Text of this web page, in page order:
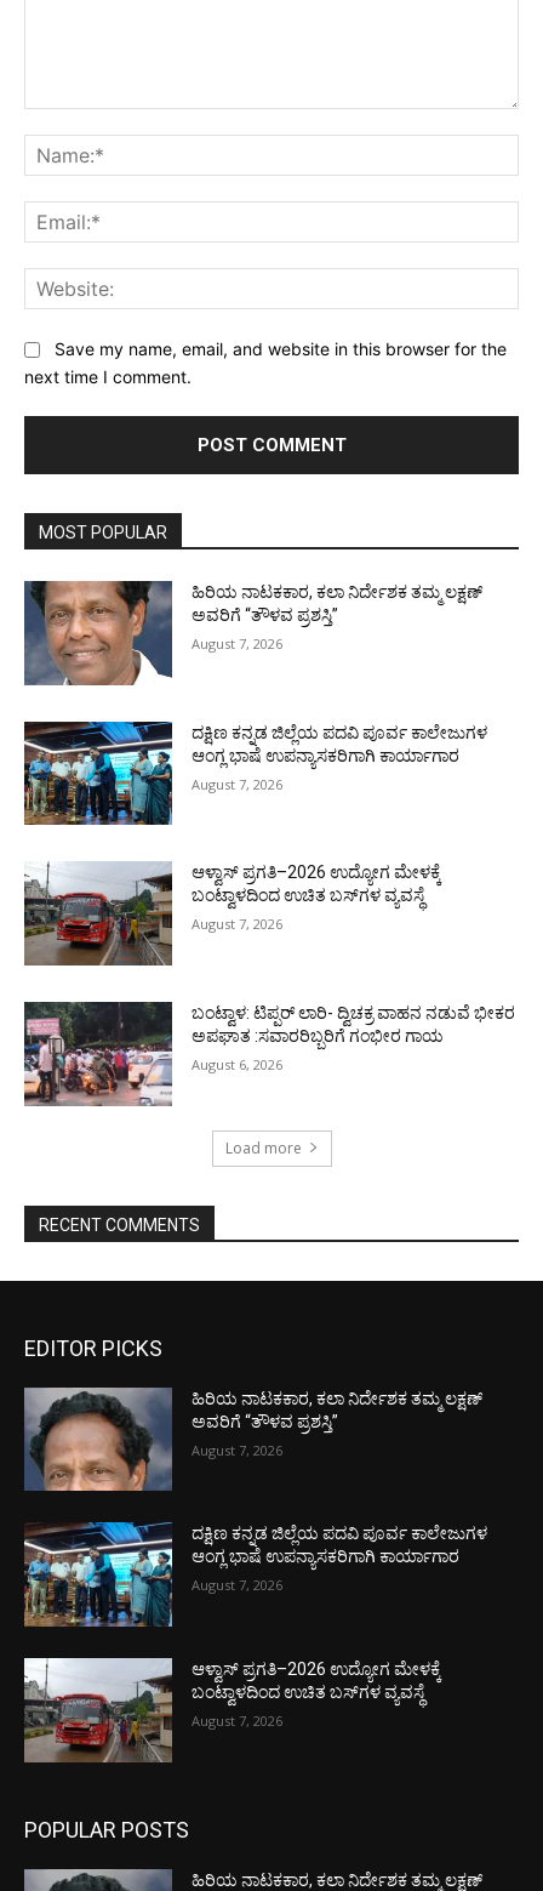
Save my name, email, and website in this browser for the
next time I comment.
MOST POPULAR
ಹಿರಿಯ ನಾಟಕಕಾರ, ಕಲಾ ನಿರ್ದೇಶಕ ತಮ್ಮ ಲಕ್ಷಣ್
ಅವರಿಗೆ “ತೌಳವ ಪ್ರಶಸ್ತಿ”
August 7, 2026
ದಕ್ಷಿಣ ಕನ್ನಡ ಜಿಲ್ಲೆಯ ಪದವಿ ಪೂರ್ವ ಕಾಲೇಜುಗಳ
ಆಂಗ್ಲ ಭಾಷೆ ಉಪನ್ಯಾಸಕರಿಗಾಗಿ ಕಾರ್ಯಾಗಾರ
August 7, 2026
ಆಳ್ವಾಸ್ ಪ್ರಗತಿ–2026 ಉದ್ಯೋಗ ಮೇಳಕ್ಕೆ
ಬಂಟ್ವಾಳದಿಂದ ಉಚಿತ ಬಸ್‌ಗಳ ವ್ಯವಸ್ಥೆ
August 7, 2026
ಬಂಟ್ವಾಳ: ಟಿಪ್ಪರ್ ಲಾರಿ- ದ್ವಿಚಕ್ರ ವಾಹನ ನಡುವೆ ಭೀಕರ
ಅಪಘಾತ :ಸವಾರರಿಬ್ಬರಿಗೆ ಗಂಭೀರ ಗಾಯ
August 6, 2026
Load more
RECENT COMMENTS
EDITOR PICKS
ಹಿರಿಯ ನಾಟಕಕಾರ, ಕಲಾ ನಿರ್ದೇಶಕ ತಮ್ಮ ಲಕ್ಷಣ್
ಅವರಿಗೆ “ತೌಳವ ಪ್ರಶಸ್ತಿ”
August 7, 2026
ದಕ್ಷಿಣ ಕನ್ನಡ ಜಿಲ್ಲೆಯ ಪದವಿ ಪೂರ್ವ ಕಾಲೇಜುಗಳ
ಆಂಗ್ಲ ಭಾಷೆ ಉಪನ್ಯಾಸಕರಿಗಾಗಿ ಕಾರ್ಯಾಗಾರ
August 7, 2026
ಆಳ್ವಾಸ್ ಪ್ರಗತಿ–2026 ಉದ್ಯೋಗ ಮೇಳಕ್ಕೆ
ಬಂಟ್ವಾಳದಿಂದ ಉಚಿತ ಬಸ್‌ಗಳ ವ್ಯವಸ್ಥೆ
August 7, 2026
POPULAR POSTS
ಹಿರಿಯ ನಾಟಕಕಾರ, ಕಲಾ ನಿರ್ದೇಶಕ ತಮ್ಮ ಲಕ್ಷಣ್